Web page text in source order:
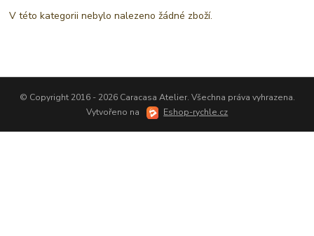
V této kategorii nebylo nalezeno žádné zboží.
© Copyright 2016 - 2026 Caracasa Atelier. Všechna práva vyhrazena.
Vytvořeno na
Eshop-rychle.cz